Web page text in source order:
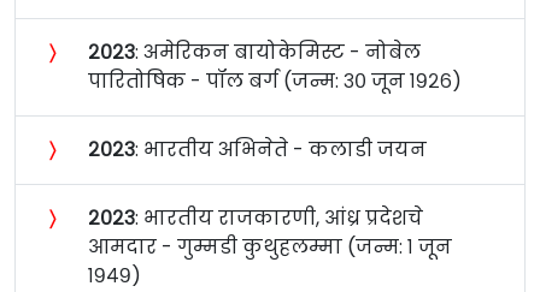
〉 २०२३: अमेरिकन बायोकेमिस्ट - नोबेल
पारितोषिक - पॉल बर्ग (जन्म: ३० जून १९२६)
〉 २०२३: भारतीय अभिनेते - कलाडी जयन
〉 २०२३: भारतीय राजकारणी, आंध्र प्रदेशचे
आमदार - गुम्मडी कुथुहलम्मा (जन्म: १ जून
१९४९)